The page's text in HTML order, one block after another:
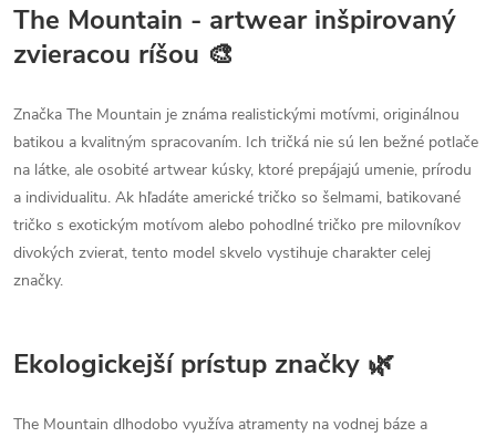
The Mountain - artwear inšpirovaný
zvieracou ríšou 🎨
Značka The Mountain je známa realistickými motívmi, originálnou
batikou a kvalitným spracovaním. Ich tričká nie sú len bežné potlače
na látke, ale osobité artwear kúsky, ktoré prepájajú umenie, prírodu
a individualitu. Ak hľadáte americké tričko so šelmami, batikované
tričko s exotickým motívom alebo pohodlné tričko pre milovníkov
divokých zvierat, tento model skvelo vystihuje charakter celej
značky.
Ekologickejší prístup značky 🌿
The Mountain dlhodobo využíva atramenty na vodnej báze a